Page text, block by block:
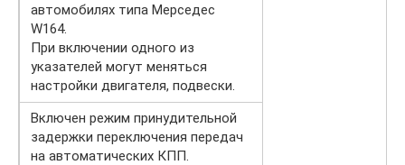
автомобилях типа Мерседес
W164.
При включении одного из
указателей могут меняться
настройки двигателя, подвески.
Включен режим принудительной
задержки переключения передач
на автоматических КПП.